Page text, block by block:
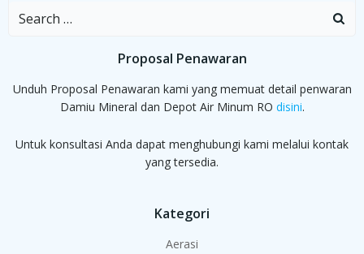
Search
Proposal Penawaran
Unduh Proposal Penawaran kami yang memuat detail penwaran
Damiu Mineral dan Depot Air Minum RO disini.
Untuk konsultasi Anda dapat menghubungi kami melalui kontak
yang tersedia.
Kategori
Aerasi